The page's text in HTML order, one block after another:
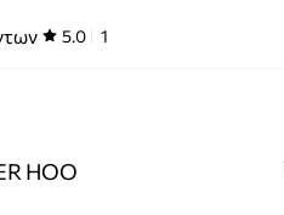
5.0 1
HOO